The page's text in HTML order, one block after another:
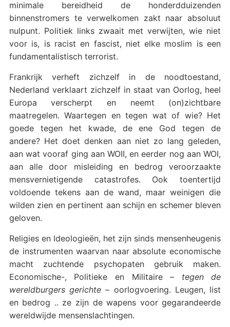
minimale bereidheid de honderdduizenden
binnenstromers te verwelkomen zakt naar absoluut
nulpunt. Politiek links zwaait met verwijten, wie niet
voor is, is racist en fascist, niet elke moslim is een
fundamentalistisch terrorist.
Frankrijk verheft zichzelf in de noodtoestand,
Nederland verklaart zichzelf in staat van Oorlog, heel
Europa verscherpt en neemt (on)zichtbare
maatregelen. Waartegen en tegen wat of wie? Het
goede tegen het kwade, de ene God tegen de
andere? Het doet denken aan niet zo lang geleden,
aan wat vooraf ging aan WOII, en eerder nog aan WOI,
aan alle door misleiding en bedrog veroorzaakte
mensvernietigende catastrofes. Ook toentertijd
voldoende tekens aan de wand, maar weinigen die
wilden zien en pertinent aan schijn en schemer bleven
geloven.
Religies en Ideologieën, het zijn sinds mensenheugenis
de instrumenten waarvan naar absolute economische
macht zuchtende psychopaten gebruik maken.
Economische-, Politieke en Militaire – tegen de
wereldburgers gerichte – oorlogvoering. Leugen, list
en bedrog .. ze zijn de wapens voor gegarandeerde
wereldwijde mensenslachtingen.